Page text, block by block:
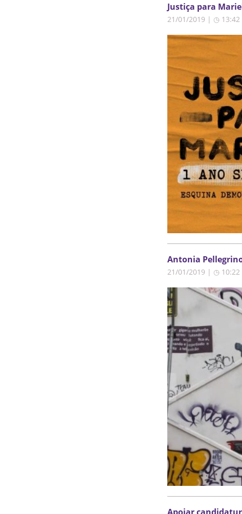
Justiça para
21/01/2019 | ◷ 13:42
Antonia
21/01/2019 | ◷ 10:22